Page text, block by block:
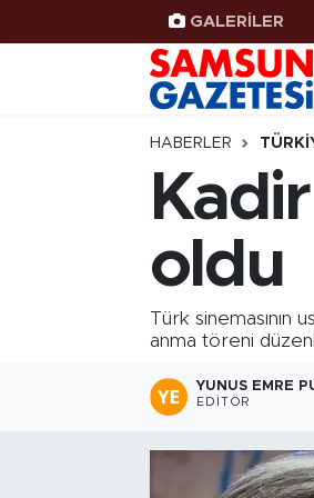
GALERİLER
HABERLER
oldu
Türk sinemasının
anma töreni
YUNUS EMRE
EDITÖR
Samsun Haber
Samsunspor
Samsun Rehberi
Resmi İlanlar
Samsun Nöbetçi Eczaneler
Samsun Hava Durumu
SAMSUN Namaz Vakitleri
Samsun Trafik Yoğunluk
Süper Lig Puan Durumu